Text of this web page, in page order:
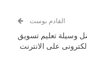
القادم بوست
وسيلة تعليم تسويق
الكترونى على الانترنت